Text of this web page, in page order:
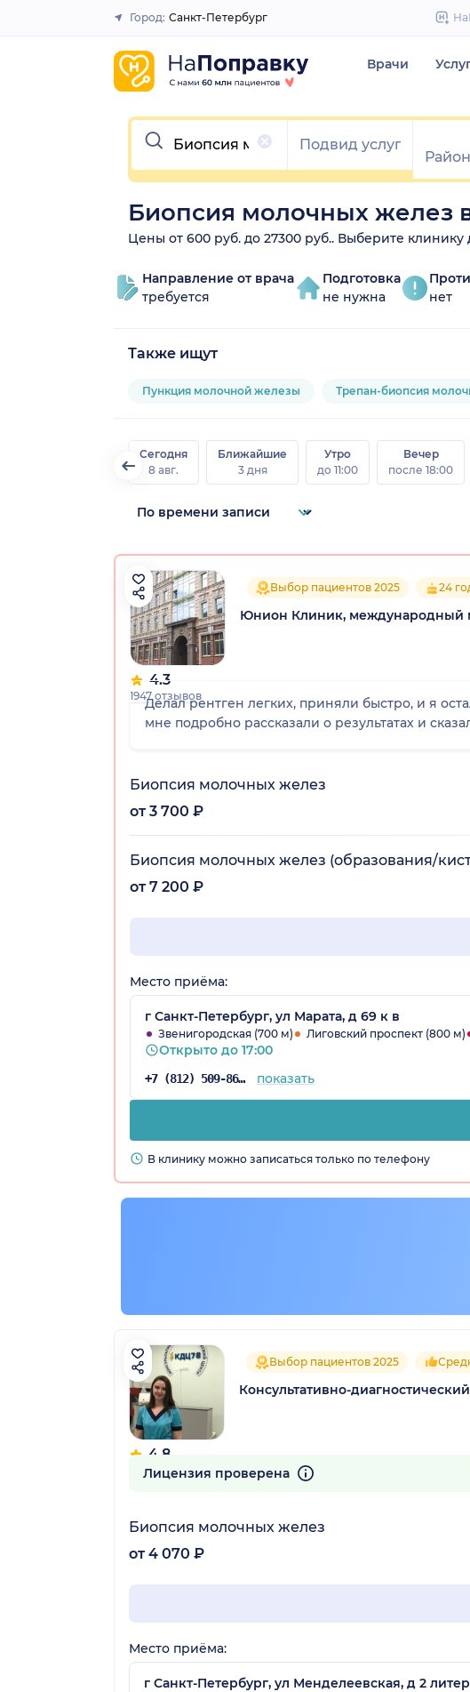
Закрыть
Город: Санкт-Петербург
Врачи
Очистить
Биопсия молочных желез
Цены от 600 руб. до 27300 руб.. Выберите
Направление от врача
требуется
Подготовка
не нужна
нет
Также ищут
Пункция молочной железы Трепан-биопсия
Сегодня
8 авг.
Ближайшие
3 дня
Утро
до 11:00
Вечер
после 18:00
4.3
1947 отзывов
Выбор пациентов 2025 24
Юнион Клиник, международный
Делал рентген легких, приняли быстро, и я
мне подробно рассказали о результатах и
Биопсия молочных желез
от 3 700 ₽
Биопсия молочных желез (образования/
от 7 200 ₽
Место приёма:
г Санкт-Петербург, ул Марата, д 69 к в
Звенигородская (700 м) Лиговский проспект (800 м)
Открыто до 17:00
+7 (812) 509-86-03 показать
В клинику можно записаться только по телефону
4.8
463 отзыва
Выбор пациентов 2025
Консультативно-
Лицензия проверена
Биопсия молочных желез
от 4 070 ₽
Место приёма:
г Санкт-Петербург, ул Менделеевская, д 2